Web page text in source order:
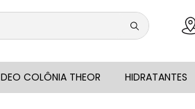
DEO COLÔNIA THEOR HIDRATANTES